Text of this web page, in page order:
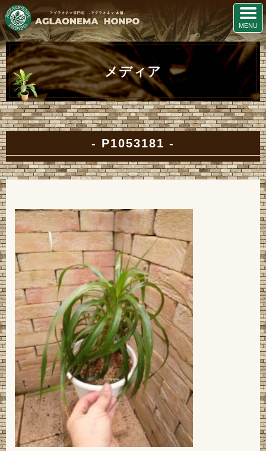
メディア
P1053181